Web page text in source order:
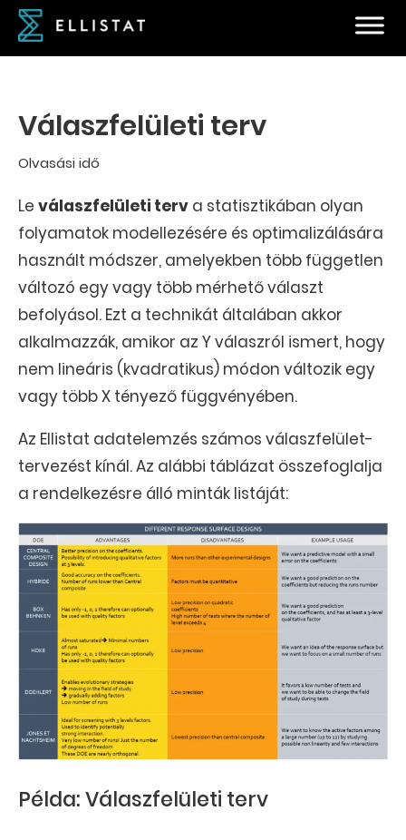
Válaszfelületi terv
Olvasási idő
Le válaszfelületi terv a statisztikában olyan
folyamatok modellezésére és optimalizálására
használt módszer, amelyekben több független
változó egy vagy több mérhető választ
befolyásol. Ezt a technikát általában akkor
alkalmazzák, amikor az Y válaszról ismert, hogy
nem lineáris (kvadratikus) módon változik egy
vagy több X tényező függvényében.
Az Ellistat adatelemzés számos válaszfelület-
tervezést kínál. Az alábbi táblázat összefoglalja
a rendelkezésre álló minták listáját:
Példa: Válaszfelületi terv